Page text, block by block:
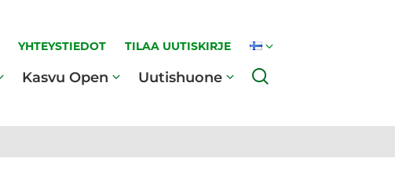
YHTEYSTIEDOT TILAA UUTISKIRJE
Kasvu Open Uutishuone